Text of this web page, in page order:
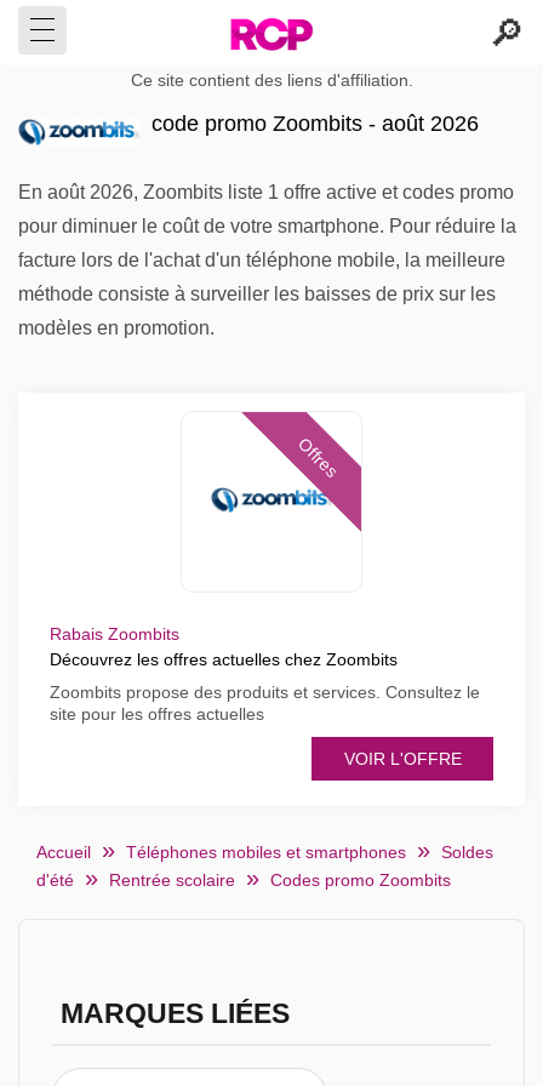
Ce site contient des liens d'affiliation.
code promo Zoombits - août 2026
En août 2026, Zoombits liste 1 offre active et codes promo
pour diminuer le coût de votre smartphone. Pour réduire la
facture lors de l'achat d'un téléphone mobile, la meilleure
méthode consiste à surveiller les baisses de prix sur les
modèles en promotion.
Offres
Rabais Zoombits
Découvrez les offres actuelles chez Zoombits
Zoombits propose des produits et services. Consultez le
site pour les offres actuelles
VOIR L'OFFRE
Accueil Téléphones mobiles et smartphones
Soldes
d'été
Rentrée scolaire Codes promo Zoombits
MARQUES LIÉES